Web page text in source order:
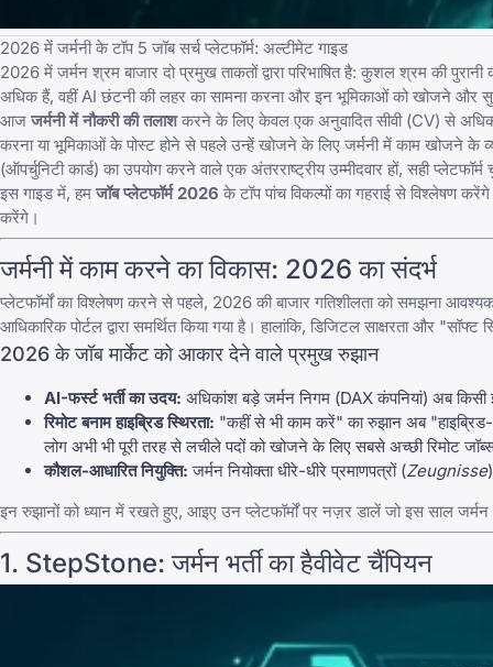
2026 में जर्मनी के टॉप 5 जॉब सर्च प्लेटफॉर्म: अल्टीमेट गाइड
2026 में जर्मन श्रम बाजार दो प्रमुख ताकतों द्वारा परिभाषित है: कुशल श्रम की पुरानी
अधिक हैं, वहीं AI छंटनी की लहर का सामना करना और इन भूमिकाओं को खोजने और
आज जर्मनी में नौकरी की तलाशकरने के लिए केवल एक अनुवादित सीवी (CV) से अधिक
करना या भूमिकाओं के पोस्ट होने से पहले उन्हें खोजने के लिए जर्मनी में काम खोजने के
(ऑपर्चुनिटी कार्ड) का उपयोग करने वाले एक अंतरराष्ट्रीय उम्मीदवार हों, सही
इस गाइड में, हम जॉब प्लेटफॉर्म 2026 के टॉप पांच विकल्पों का गहराई से विश्लेषण
करेंगे।
जर्मनी में काम करने का विकास: 2026 का संदर्भ
प्लेटफॉर्मों का विश्लेषण करने से पहले, 2026 की बाजार गतिशीलता को समझना
आधिकारिक पोर्टल द्वारा समर्थित किया गया है। हालांकि, डिजिटल साक्षरता और
2026 के जॉब मार्केट को आकार देने वाले प्रमुख रुझान
AI-फर्स्ट भर्ती का उदय: अधिकांश बड़े जर्मन निगम (DAX कंपनियां) अब
रिमोट बनाम हाइब्रिड स्थिरता: "कहीं से भी काम करें" का रुझान अब
लोग अभी भी पूरी तरह से लचीले पदों को खोजने के लिएसबसे अच्छी रिमोट
कौशल-आधारित नियुक्ति: जर्मन नियोक्ता धीरे-धीरे प्रमाणपत्रों (Zeugnisse
इन रुझानों को ध्यान में रखते हुए, आइए उन प्लेटफॉर्मों पर नज़र डालें जो इस साल जर्मन
1. StepStone: जर्मन भर्ती का हैवीवेट चैंपियन